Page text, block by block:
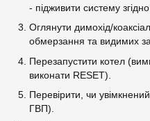
- підживити систему згідно
Оглянути димохід/
обмерзання та видимих
Перезапустити котел
виконати RESET).
Перевірити, чи
ГВП).